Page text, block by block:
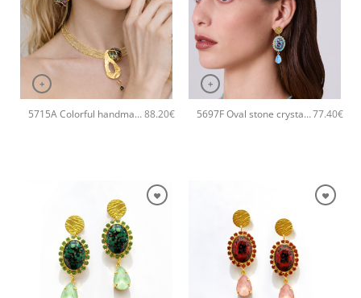
+
5715A Colorful handmade crystal χειροποίητο κολιέ Catherine bijoux Γκρι88.20€
+
5697F Oval stone crystal χειροποίητα σκουλαρίκια Catherine bijoux Τυρκουάζ77.40€